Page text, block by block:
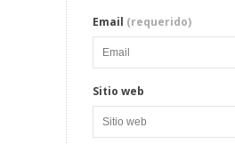
Email (requerido)
Sitio web